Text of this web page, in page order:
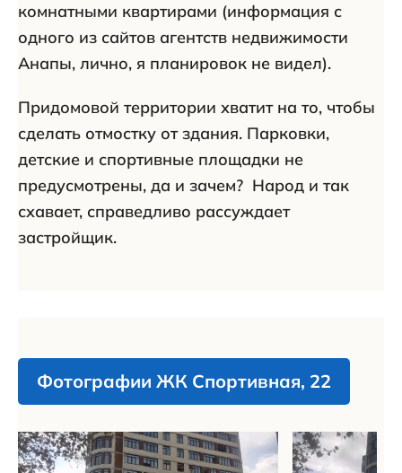
комнатными квартирами (информация с
одного из сайтов агентств недвижимости
Анапы, лично, я планировок не видел).
Придомовой территории хватит на то, чтобы
сделать отмостку от здания. Парковки,
детские и спортивные площадки не
предусмотрены, да и зачем? Народ и так
схавает, справедливо рассуждает
застройщик.
Фотографии ЖК Спортивная, 22